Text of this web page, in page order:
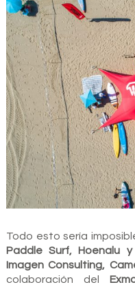
Todo esto sería
Paddle Surf, Hoenalu y
Imagen Consulting,
colaboración del